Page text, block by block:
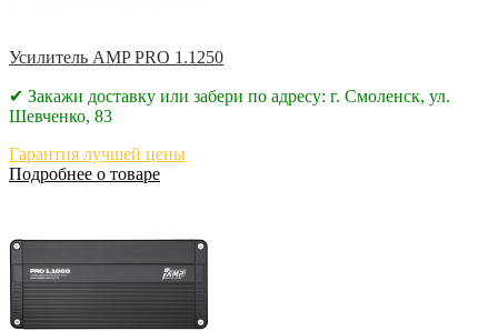
Усилитель AMP PRO 1.1250
✔ Закажи доставку или забери по адресу: г. Смоленск, ул.
Шевченко, 83
Гарантия лучшей цены
Подробнее о товаре